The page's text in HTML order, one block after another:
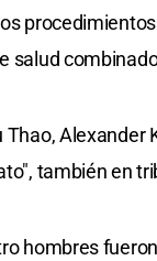
salud
Thao,
también en
hombres